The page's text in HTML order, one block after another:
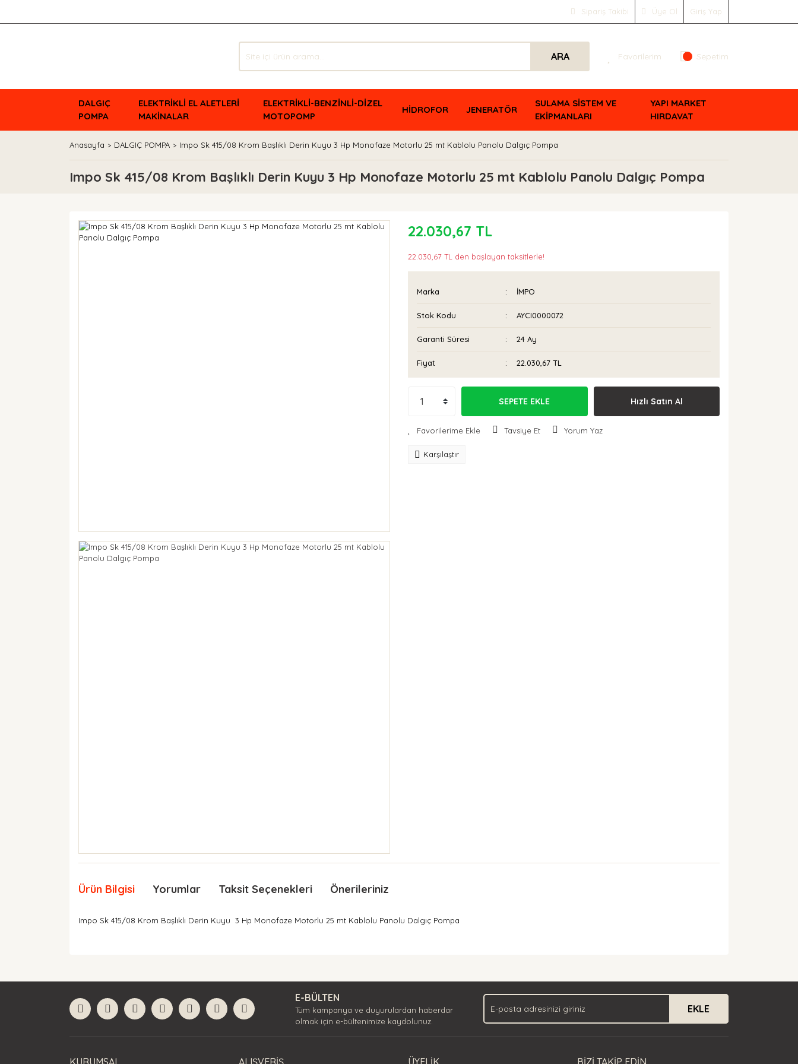
Sipariş Takibi Üye Ol Giriş Yap
ARA Favorilerim Sepetim
DALGIÇ
POMPA
ELEKTRİKLİ EL ALETLERİ
MAKİNALAR
ELEKTRİKLİ-BENZİNLİ-DİZEL
MOTOPOMP
HİDROFOR JENERATÖR
SULAMA SİSTEM VE
EKİPMANLARI
YAPI MARKET
HIRDAVAT
Anasayfa DALGIÇ POMPA Impo Sk 415/08 Krom Başlıklı Derin Kuyu 3 Hp Monofaze Motorlu 25 mt Kablolu Panolu Dalgıç Pompa
Impo Sk 415/08 Krom Başlıklı Derin Kuyu 3 Hp Monofaze Motorlu 25 mt Kablolu Panolu Dalgıç Pompa
22.030,67 TL
22.030,67 TL den başlayan taksitlerle!
Marka İMPO
Stok Kodu AYCI0000072
Garanti Süresi 24 Ay
Fiyat 22.030,67 TL
SEPETE EKLE Hızlı Satın Al
Tavsiye Et Yorum Yaz
Karşılaştır
Ürün Bilgisi Yorumlar Taksit Seçenekleri Önerileriniz
Impo Sk 415/08 Krom Başlıklı Derin Kuyu 3 Hp Monofaze Motorlu 25 mt Kablolu Panolu Dalgıç Pompa
Ürün açıklamasında eksik bilgiler bulunuyor.
Bu ürüne benzer farklı alternatifler olmalı.
E-BÜLTEN
Tüm kampanya ve duyurulardan haberdar
olmak için e-bültenimize kaydolunuz.
EKLE
KURUMSAL ALIŞVERİŞ ÜYELİK BİZİ TAKİP EDİN